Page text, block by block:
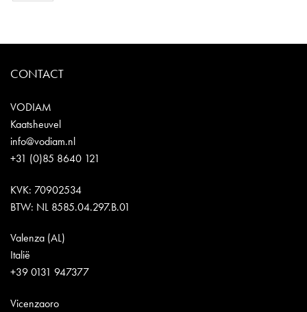
CONTACT
VODIAM
Kaatsheuvel
info@vodiam.nl
+31 (0)85 8640 121
KVK: 70902534
BTW: NL 8585.04.297.B.01
Valenza (AL)
Italië
+39 0131 947377
Vicenzaoro